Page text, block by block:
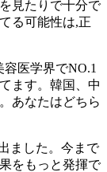
見たりで十分で
る可能性は,正
医学界でNO.1
ます。韓国、中
あなたはどちら
ました。今まで
をもっと発揮で